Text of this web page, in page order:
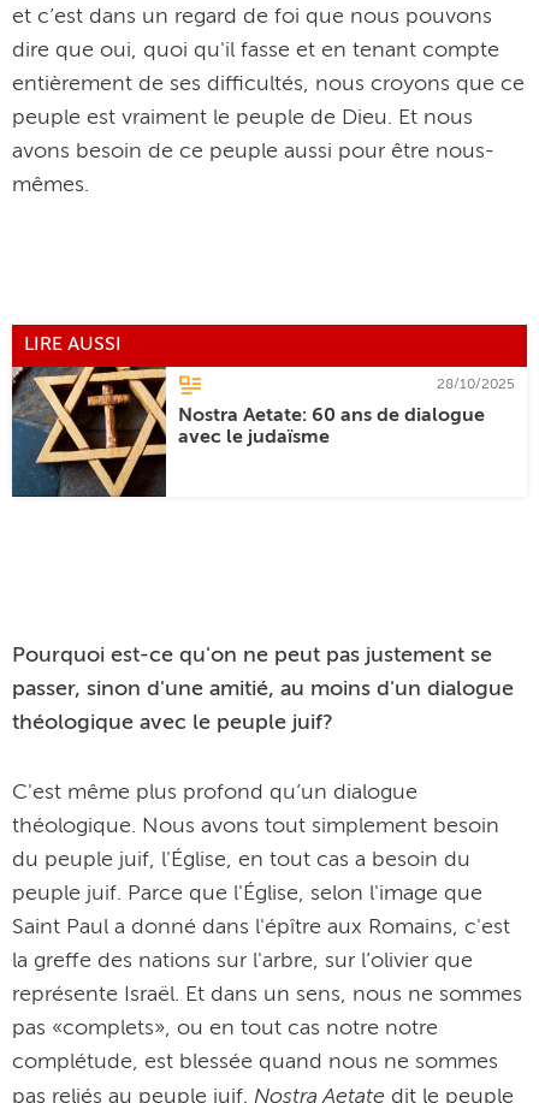
et c’est dans un regard de foi que nous pouvons
dire que oui, quoi qu'il fasse et en tenant compte
entièrement de ses difficultés, nous croyons que ce
peuple est vraiment le peuple de Dieu. Et nous
avons besoin de ce peuple aussi pour être nous-
mêmes.
LIRE AUSSI
28/10/2025
Nostra Aetate: 60 ans de dialogue
avec le judaïsme
Pourquoi est-ce qu'on ne peut pas justement se
passer, sinon d'une amitié, au moins d'un dialogue
théologique avec le peuple juif?
C'est même plus profond qu’un dialogue
théologique. Nous avons tout simplement besoin
du peuple juif, l'Église, en tout cas a besoin du
peuple juif. Parce que l'Église, selon l'image que
Saint Paul a donné dans l'épître aux Romains, c'est
la greffe des nations sur l'arbre, sur l’olivier que
représente Israël. Et dans un sens, nous ne sommes
pas «complets», ou en tout cas notre notre
complétude, est blessée quand nous ne sommes
pas reliés au peuple juif. Nostra Aetate dit le peuple